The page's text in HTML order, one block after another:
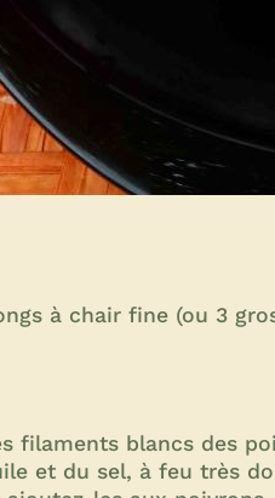
à chair fine (ou 3
filaments blancs des
et du sel, à feu très